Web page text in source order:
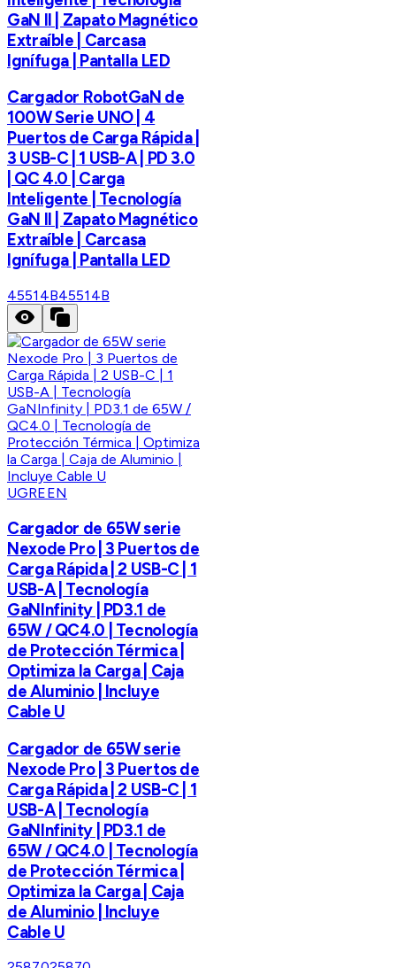
GaN II | Zapato Magnético
Extraíble | Carcasa
Ignífuga | Pantalla LED
Cargador RobotGaN de
100W Serie UNO | 4
Puertos de Carga Rápida |
3 USB-C | 1 USB-A | PD 3.0
| QC 4.0 | Carga
Inteligente | Tecnología
GaN II | Zapato Magnético
Extraíble | Carcasa
Ignífuga | Pantalla LED
45514B45514B
UGREEN
Cargador de 65W serie
Nexode Pro | 3 Puertos de
Carga Rápida | 2 USB-C | 1
USB-A | Tecnología
GaNInfinity | PD3.1 de
65W / QC4.0 | Tecnología
de Protección Térmica |
Optimiza la Carga | Caja
de Aluminio | Incluye
Cable U
Cargador de 65W serie
Nexode Pro | 3 Puertos de
Carga Rápida | 2 USB-C | 1
USB-A | Tecnología
GaNInfinity | PD3.1 de
65W / QC4.0 | Tecnología
de Protección Térmica |
Optimiza la Carga | Caja
de Aluminio | Incluye
Cable U